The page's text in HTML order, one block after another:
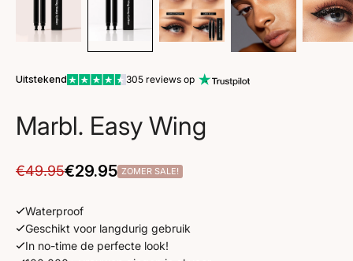
Uitstekend 305 reviews op
Marbl. Easy Wing
Normale prijs
€49.95Aanbiedingsprijs
€29.95 ZOMER SALE!
Waterproof
Geschikt voor langdurig gebruik
In no-time de perfecte look!